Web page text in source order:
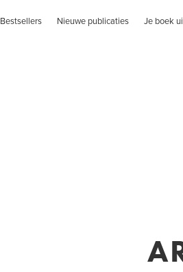
Bestsellers Nieuwe publicaties Je boek